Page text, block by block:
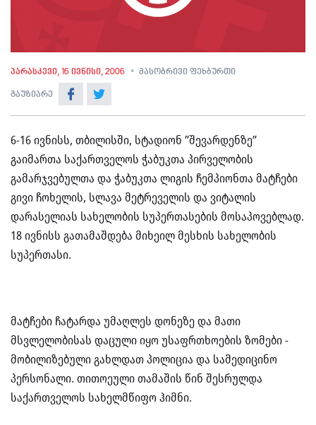
პარასკევი, 16 ივნისი, 2006 მასობრივი ფეხბურთი
გაუზიარე
6-16 ივნისს, თბილისში, სტადიონ ”შევარდენზე”
გაიმართა საქართველოს ჭაბუკთა პირველობის
გამარჯვებულთა და ჭაბუკთა ლიგის ჩემპიონთა მატჩები
გივი ჩოხელის, სლავა მეტრეველის და ვიტალის
დარასელიას სახელობის სუპერთასების მოსაპოვებლად.
18 ივნისს გათამაშდება მიხეილ მესხის სახელობის
სუპერთასი.
მატჩები ჩატარდა უმაღლეს დონეზე და მათი
მსვლელობისას დაცული იყო უსაფრთხოების ზომები -
მობილიზებული გახლდათ პოლიცია და სამედიცინო
პერსონალი. თითოეული თამაშის წინ შესრულდა
საქართველოს სახელმწიფო ჰიმნი.